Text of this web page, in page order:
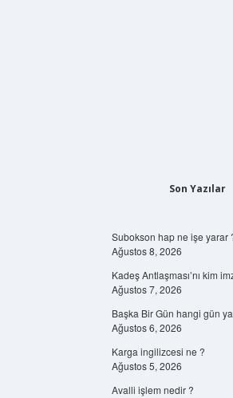
Son Yazılar
Subokson hap ne işe yarar
Ağustos 8, 2026
Kadeş Antlaşması’nı kim
Ağustos 7, 2026
Başka Bir Gün hangi gün
Ağustos 6, 2026
Karga ingilizcesi ne ?
Ağustos 5, 2026
Avalli işlem nedir ?